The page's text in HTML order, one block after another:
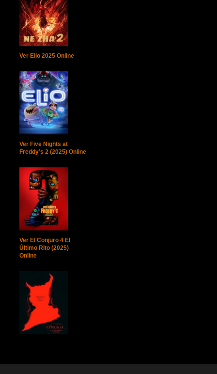
Ver Elio 2025 Online
Ver Five Nights at
Freddy’s 2 (2025) Online
Ver El Conjuro 4 El
Último Rito (2025)
Online